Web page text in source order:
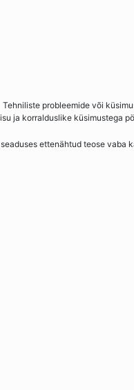
Tehniliste probleemide või
ja korralduslike küsimustega
ettenähtud teose vaba